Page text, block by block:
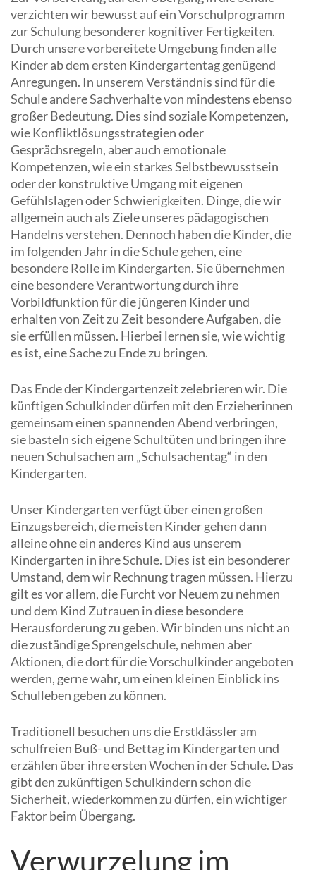
verzichten wir bewusst auf ein Vorschulprogramm
zur Schulung besonderer kognitiver Fertigkeiten.
Durch unsere vorbereitete Umgebung finden alle
Kinder ab dem ersten Kindergartentag genügend
Anregungen. In unserem Verständnis sind für die
Schule andere Sachverhalte von mindestens ebenso
großer Bedeutung. Dies sind soziale Kompetenzen,
wie Konfliktlösungsstrategien oder
Gesprächsregeln, aber auch emotionale
Kompetenzen, wie ein starkes Selbstbewusstsein
oder der konstruktive Umgang mit eigenen
Gefühlslagen oder Schwierigkeiten. Dinge, die wir
allgemein auch als Ziele unseres pädagogischen
Handelns verstehen. Dennoch haben die Kinder, die
im folgenden Jahr in die Schule gehen, eine
besondere Rolle im Kindergarten. Sie übernehmen
eine besondere Verantwortung durch ihre
Vorbildfunktion für die jüngeren Kinder und
erhalten von Zeit zu Zeit besondere Aufgaben, die
sie erfüllen müssen. Hierbei lernen sie, wie wichtig
es ist, eine Sache zu Ende zu bringen.
Das Ende der Kindergartenzeit zelebrieren wir. Die
künftigen Schulkinder dürfen mit den Erzieherinnen
gemeinsam einen spannenden Abend verbringen,
sie basteln sich eigene Schultüten und bringen ihre
neuen Schulsachen am „Schulsachentag“ in den
Kindergarten.
Unser Kindergarten verfügt über einen großen
Einzugsbereich, die meisten Kinder gehen dann
alleine ohne ein anderes Kind aus unserem
Kindergarten in ihre Schule. Dies ist ein besonderer
Umstand, dem wir Rechnung tragen müssen. Hierzu
gilt es vor allem, die Furcht vor Neuem zu nehmen
und dem Kind Zutrauen in diese besondere
Herausforderung zu geben. Wir binden uns nicht an
die zuständige Sprengelschule, nehmen aber
Aktionen, die dort für die Vorschulkinder angeboten
werden, gerne wahr, um einen kleinen Einblick ins
Schulleben geben zu können.
Traditionell besuchen uns die Erstklässler am
schulfreien Buß- und Bettag im Kindergarten und
erzählen über ihre ersten Wochen in der Schule. Das
gibt den zukünftigen Schulkindern schon die
Sicherheit, wiederkommen zu dürfen, ein wichtiger
Faktor beim Übergang.
Verwurzelung im